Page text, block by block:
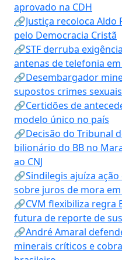
aprovado na CDH
🔗Justiça recoloca Aldo
pelo Democracia Cristã
🔗STF derruba
antenas de telefonia em
🔗Desembargador
supostos crimes sexuais
🔗Certidões de
modelo único no país
🔗Decisão do Tribunal
bilionário do BB no
ao CNJ
🔗Sindilegis ajuíza
sobre juros de mora
🔗CVM flexibiliza regra
futura de reporte de
🔗André Amaral
minerais críticos e